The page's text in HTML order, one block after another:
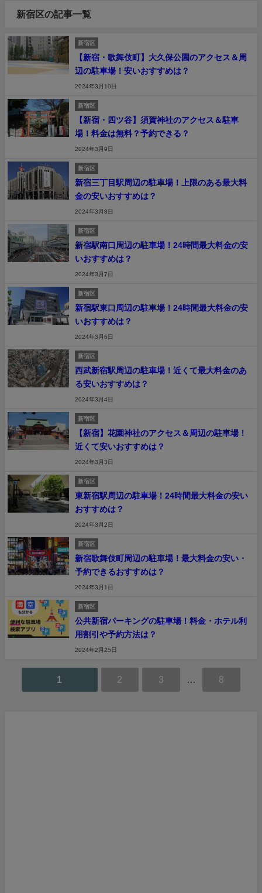
新宿区の記事一覧
新宿区
【新宿・歌舞伎町】大久保公園のアクセス＆周
辺の駐車場！安いおすすめは？
2024年3月10日
新宿区
【新宿・四ツ谷】須賀神社のアクセス＆駐車
場！料金は無料？予約できる？
2024年3月9日
新宿区
新宿三丁目駅周辺の駐車場！上限のある最大料
金の安いおすすめは？
2024年3月8日
新宿区
新宿駅南口周辺の駐車場！24時間最大料金の安
いおすすめは？
2024年3月7日
新宿区
新宿駅東口周辺の駐車場！24時間最大料金の安
いおすすめは？
2024年3月6日
新宿区
西武新宿駅周辺の駐車場！近くて最大料金のあ
る安いおすすめは？
2024年3月4日
新宿区
【新宿】花園神社のアクセス＆周辺の駐車場！
近くて安いおすすめは？
2024年3月3日
新宿区
東新宿駅周辺の駐車場！24時間最大料金の安い
おすすめは？
2024年3月2日
新宿区
新宿歌舞伎町周辺の駐車場！最大料金の安い・
予約できるおすすめは？
2024年3月1日
新宿区
公共新宿パーキングの駐車場！料金・ホテル利
用割引や予約方法は？
2024年2月25日
1 2 3 8